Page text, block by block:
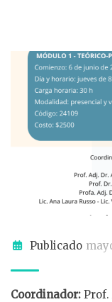
Publicado
Coordinador: